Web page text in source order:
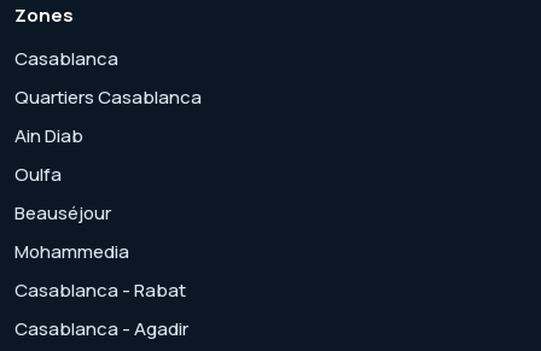
Zones
Casablanca
Quartiers Casablanca
Ain Diab
Oulfa
Beauséjour
Mohammedia
Casablanca - Rabat
Casablanca - Agadir